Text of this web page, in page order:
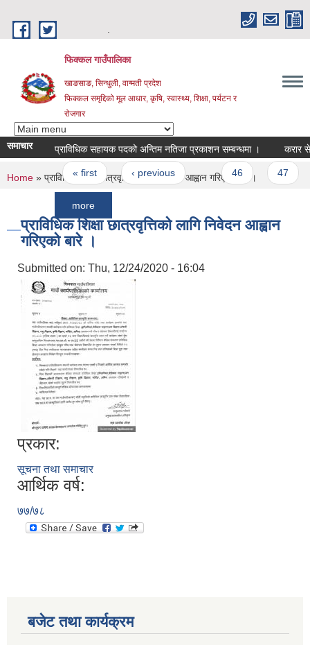
फिक्कल गाउँपालिका
खाङसाङ, सिन्धुली, वाग्मती प्रदेश
फिक्कल समृद्दिको मूल आधार, कृषि, स्वास्थ्य, शिक्षा, पर्यटन र
रोजगार
समाचारप्राविधिक सहायक पदको अन्तिम नतिजा प्रकाशन सम्बन्धमा । करार सेवामा
Pages
« first ‹ previous … 46 47
You are here
Home » प्राविधिक शिक्षा छात्रवृत्तिको लागि निवेदन आह्वान गरिएको बारे ।
प्राविधिक शिक्षा छात्रवृत्तिको लागि निवेदन आह्वान
गरिएको बारे ।
Submitted on: Thu, 12/24/2020 - 16:04
प्रकार:
सूचना तथा समाचार
आर्थिक वर्ष:
७७/७८
बजेट तथा कार्यक्रम